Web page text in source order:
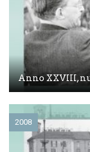
Anno XXVIII,
2008